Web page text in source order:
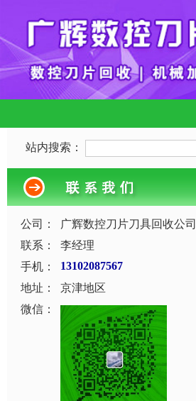
站内搜索：
公司：
广辉数控刀片刀具回收公司
联系：
李经理
手机：
13102087567
地址：
京津地区
微信：